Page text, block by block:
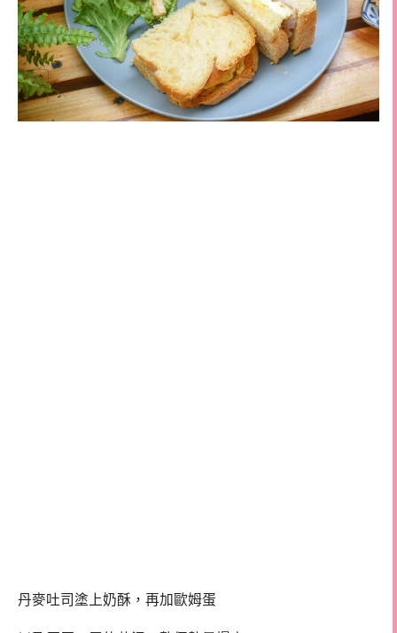
丹麥吐司塗上奶酥，再加歐姆蛋